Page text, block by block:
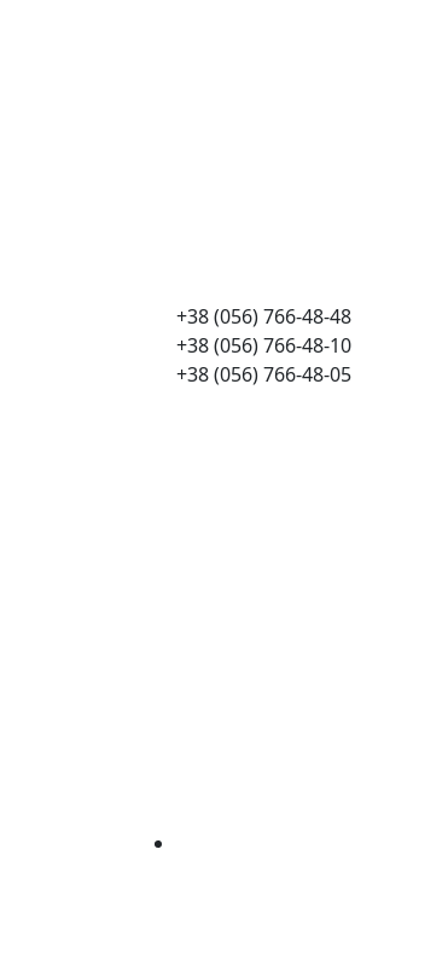
+38 (056) 766-48-48
+38 (056) 766-48-10
+38 (056) 766-48-05